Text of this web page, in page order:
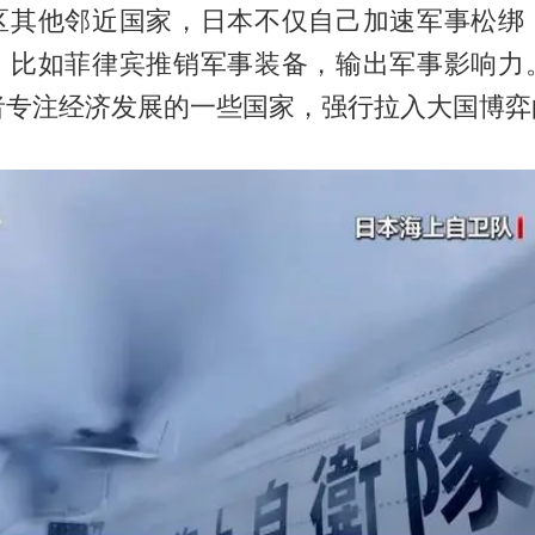
其他邻近国家，日本不仅自己加速军事松绑
比如菲律宾推销军事装备，输出军事影响力
注经济发展的一些国家，强行拉入大国博